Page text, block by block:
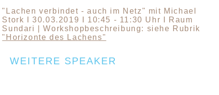
"Lachen verbindet - auch im Netz" mit Michael
Stork I 30.03.2019 I 10:45 - 11:30 Uhr I Raum
Sundari | Workshopbeschreibung: siehe Rubrik
"Horizonte des Lachens"
WEITERE SPEAKER